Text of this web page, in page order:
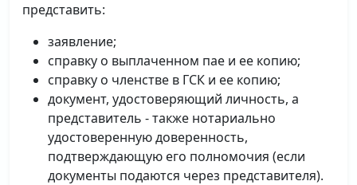
представить:
заявление;
справку о выплаченном пае и ее копию;
справку о членстве в ГСК и ее копию;
документ, удостоверяющий личность, а
представитель - также нотариально
удостоверенную доверенность,
подтверждающую его полномочия (если
документы подаются через представителя).